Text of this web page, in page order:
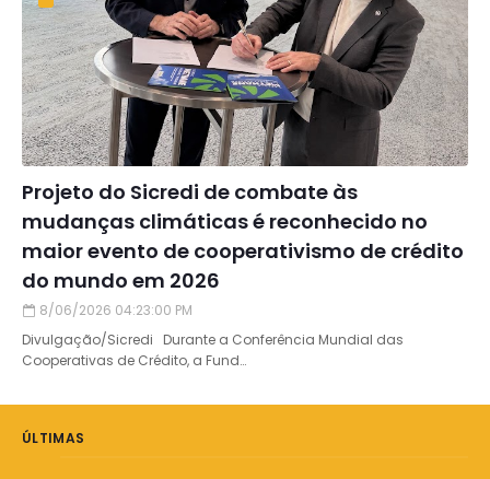
Projeto do Sicredi de combate às
mudanças climáticas é reconhecido no
maior evento de cooperativismo de crédito
do mundo em 2026
8/06/2026 04:23:00 PM
Divulgação/Sicredi Durante a Conferência Mundial das
Cooperativas de Crédito, a Fund…
ÚLTIMAS